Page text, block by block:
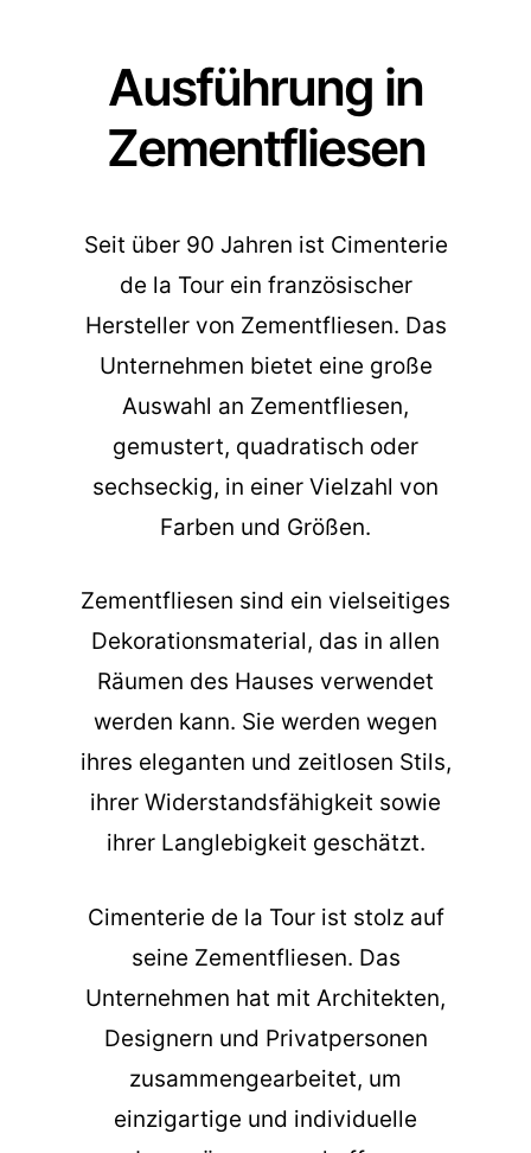
Ausführung in
Zementfliesen
Seit über 90 Jahren ist Cimenterie
de la Tour ein französischer
Hersteller von Zementfliesen. Das
Unternehmen bietet eine große
Auswahl an Zementfliesen,
gemustert, quadratisch oder
sechseckig, in einer Vielzahl von
Farben und Größen.
Zementfliesen sind ein vielseitiges
Dekorationsmaterial, das in allen
Räumen des Hauses verwendet
werden kann. Sie werden wegen
ihres eleganten und zeitlosen Stils,
ihrer Widerstandsfähigkeit sowie
ihrer Langlebigkeit geschätzt.
Cimenterie de la Tour ist stolz auf
seine Zementfliesen. Das
Unternehmen hat mit Architekten,
Designern und Privatpersonen
zusammengearbeitet, um
einzigartige und individuelle